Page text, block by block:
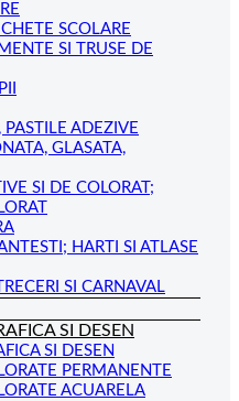
SCOLARE
SI TRUSE DE
PASTILE ADEZIVE
GLASATA,
SI DE COLORAT;
HARTI SI ATLASE
SI CARNAVAL
SI DESEN
SI DESEN
PERMANENTE
ACUARELA